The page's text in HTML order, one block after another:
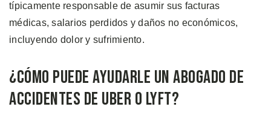
típicamente responsable de asumir sus facturas
médicas, salarios perdidos y daños no económicos,
incluyendo dolor y sufrimiento.
¿Cómo Puede Ayudarle un Abogado de
Accidentes de Uber o Lyft?